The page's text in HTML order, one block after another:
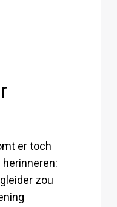
er toch
zou